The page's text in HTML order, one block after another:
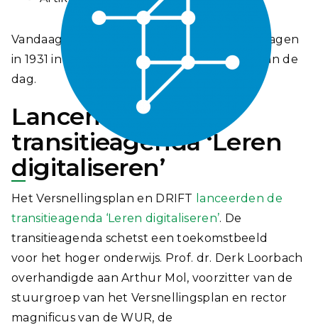
Vandaag was dag I van de SURF Onderwijsdagen
in 1931 in Den Bosch. Lees hier het verslag van de
dag.
Lancering
transitieagenda ‘Leren
digitaliseren’
Het Versnellingsplan en DRIFT lanceerden de
transitieagenda ‘Leren digitaliseren’. De
transitieagenda schetst een toekomstbeeld
voor het hoger onderwijs. Prof. dr. Derk Loorbach
overhandigde aan Arthur Mol, voorzitter van de
stuurgroep van het Versnellingsplan en rector
magnificus van de WUR, de